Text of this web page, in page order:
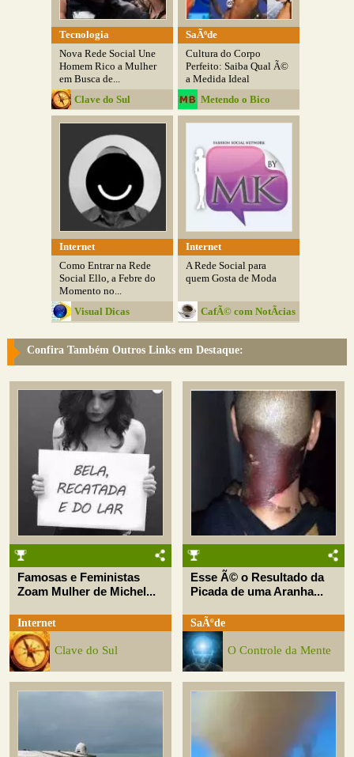
Tecnologia
Nova Rede Social Une
Homem Rico a Mulher
em Busca de...
Clave do Sul
SaÃºde
Cultura do Corpo
Perfeito: Saiba Qual Ã©
a Medida Ideal
Metendo o Bico
Internet
Como Entrar na Rede
Social Ello, a Febre do
Momento no...
Visual Dicas
Internet
A Rede Social para
quem Gosta de Moda
CafÃ© com NotÃ­cias
Confira Também Outros Links em Destaque:
Famosas e Feministas
Zoam Mulher de Michel...
Internet
Clave do Sul
Esse Ã© o Resultado da
Picada de uma Aranha...
SaÃºde
O Controle da Mente